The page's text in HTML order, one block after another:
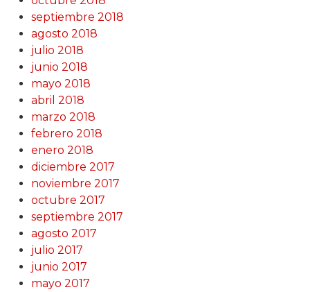
septiembre 2018
agosto 2018
julio 2018
junio 2018
mayo 2018
abril 2018
marzo 2018
febrero 2018
enero 2018
diciembre 2017
noviembre 2017
octubre 2017
septiembre 2017
agosto 2017
julio 2017
junio 2017
mayo 2017